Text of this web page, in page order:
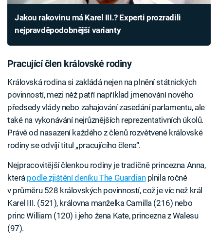
Jakou rakovinu má Karel III.? Experti prozradili
nejpravděpodobnější varianty
Pracující člen královské rodiny
Královská rodina si zakládá nejen na plnění státnických
povinností, mezi něž patří například jmenování nového
předsedy vlády nebo zahajování zasedání parlamentu, ale
také na vykonávání nejrůznějších reprezentativních úkolů.
Právě od nasazení každého z členů rozvětvené královské
rodiny se odvíjí titul „pracujícího člena“.
Nejpracovitější členkou rodiny je tradičně princezna Anna,
která podle zjištění deníku The Guardianplnila ročně
v průměru 528 královských povinností, což je víc než král
Karel III. (521), královna manželka Camilla (216) nebo
princ William (120) i jeho žena Kate, princezna z Walesu
(97).